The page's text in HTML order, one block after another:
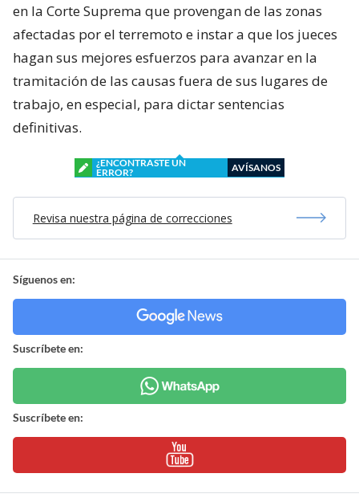
en la Corte Suprema que provengan de las zonas
afectadas por el terremoto e instar a que los jueces
hagan sus mejores esfuerzos para avanzar en la
tramitación de las causas fuera de sus lugares de
trabajo, en especial, para dictar sentencias
definitivas.
¿ENCONTRASTE UN
ERROR?
AVÍSANOS
Revisa nuestra página de correcciones
Síguenos en:
Suscríbete en:
Suscríbete en: